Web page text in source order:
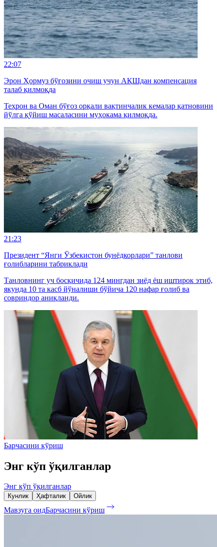
22:07
Эрон Ҳормуз бўғозини очиш учун АҚШдан компенсация
талаб қилмоқда
Теҳрон ва Оман бўғоз орқали вақтинчалик кемалар қатновини
йўлга қўйиш масаласини муҳокама қилмоқда.
21:23
Президент “Янги Ўзбекистон бунёдкорлари” танлови
ғолибларини табриклади
Танловнинг уч босқичида 124 мингдан зиёд ёш иштирок этиб,
якунда 10 та касб йўналиши бўйича 120 нафар ғолиб ва
совриндор аниқланди.
Барчасини кўриш
Энг кўп ўқилганлар
Энг кўп ўқилганлар
Кунлик Ҳафталик Ойлик
Мавзуга оидБарчасини кўриш